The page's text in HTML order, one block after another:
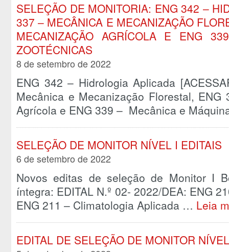
SELEÇÃO DE MONITORIA: ENG 342 –
337 – MECÂNICA E MECANIZAÇÃO
MECANIZAÇÃO AGRÍCOLA E ENG
ZOOTÉCNICAS
8 de setembro de 2022
ENG 342 – Hidrologia Aplicada
Mecânica e Mecanização Florestal,
Agrícola e ENG 339 – Mecânica e
SELEÇÃO DE MONITOR NÍVEL I EDITAIS
6 de setembro de 2022
Novos editas de seleção de Monitor I
íntegra: EDITAL N.º 02- 2022/DEA: ENG
ENG 211 – Climatologia Aplicada … Leia
EDITAL DE SELEÇÃO DE MONITOR